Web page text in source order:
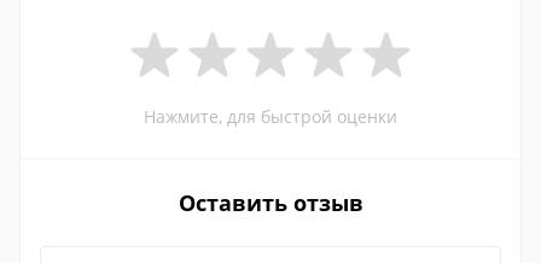
Нажмите, для быстрой оценки
Оставить отзыв